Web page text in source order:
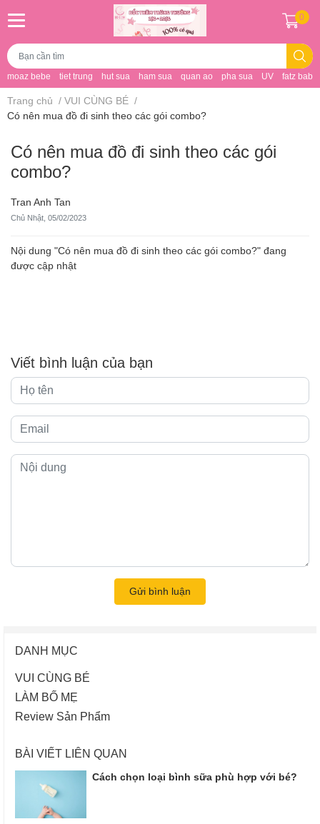
moaz bebe tiet trung hut sua ham sua quan ao pha sua UV fatz baby
0
Trang chủ / VUI CÙNG BÉ /
Có nên mua đồ đi sinh theo các gói combo?
Có nên mua đồ đi sinh theo các gói
combo?
Tran Anh Tan
Chủ Nhật, 05/02/2023
Nội dung "Có nên mua đồ đi sinh theo các gói combo?" đang
được cập nhật
Viết bình luận của bạn
Gửi bình luận
DANH MỤC
VUI CÙNG BÉ
LÀM BỐ MẸ
Review Sản Phẩm
BÀI VIẾT LIÊN QUAN
Cách chọn loại bình sữa phù hợp với bé?